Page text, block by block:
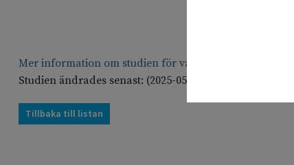
Mer information om studien för vårdgivare
Studien ändrades senast: (2025-05-05)
Tillbaka till listan